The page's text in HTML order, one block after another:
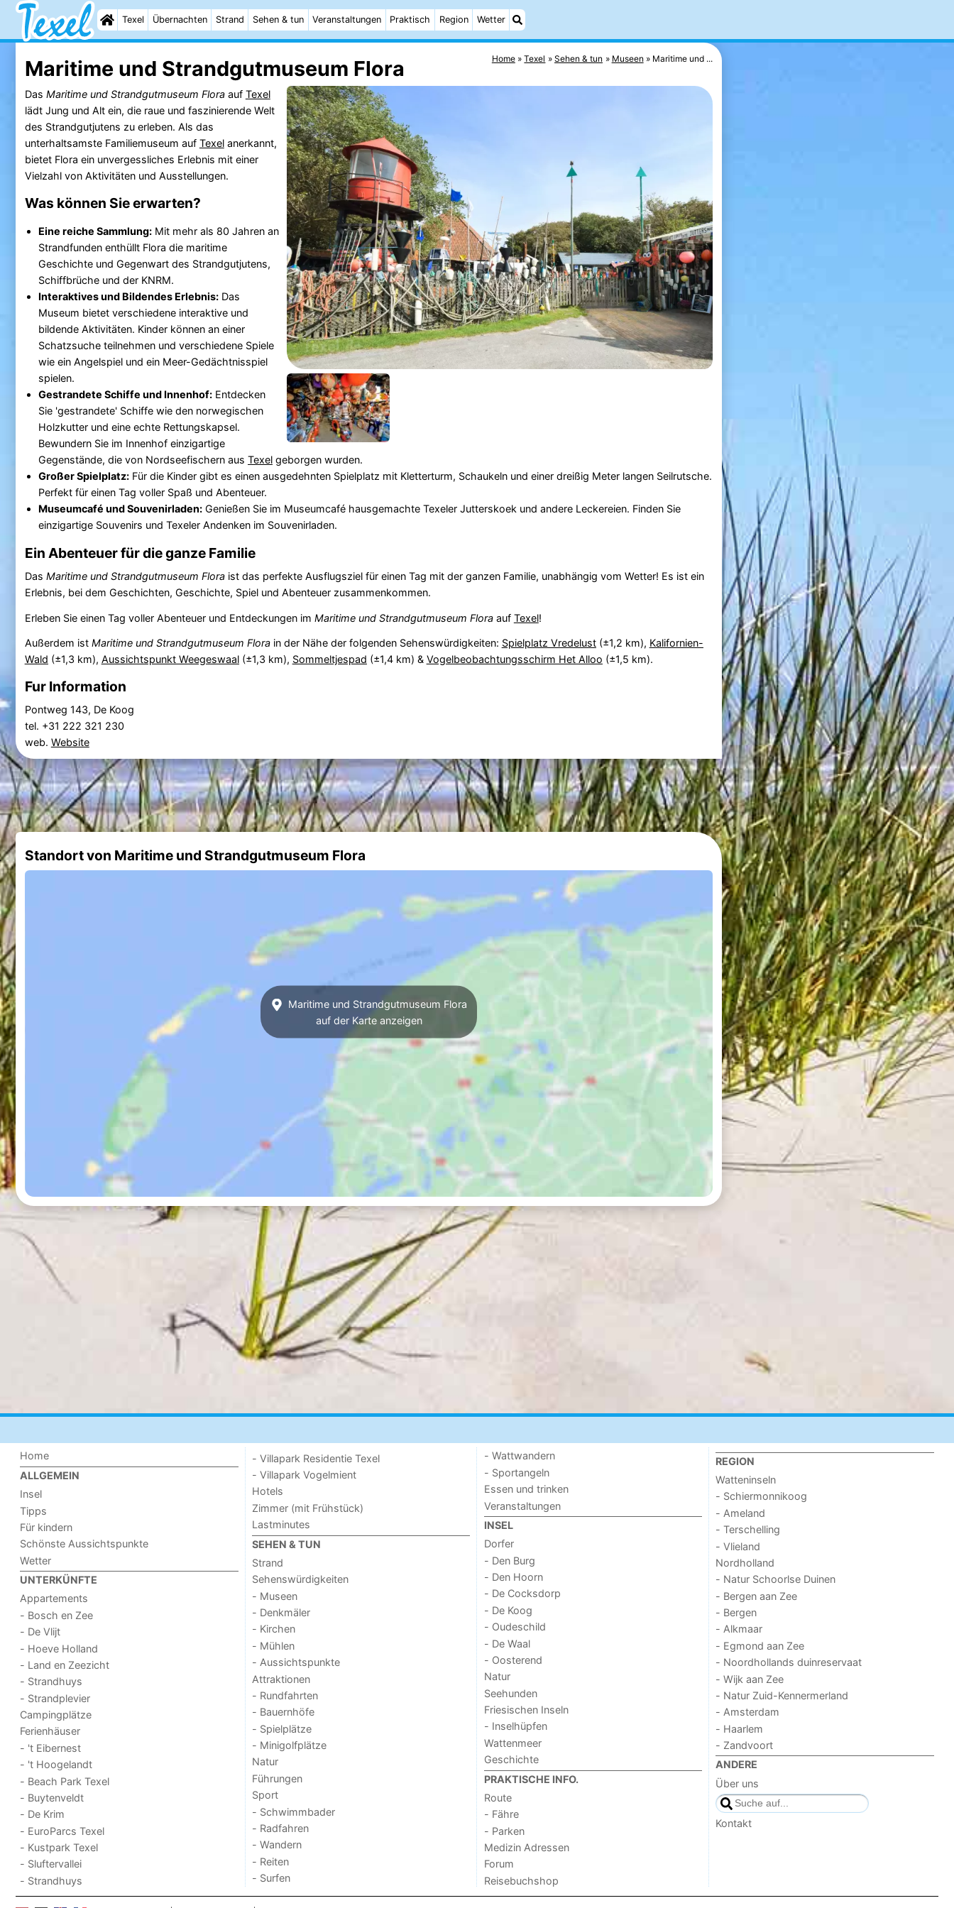
Texel Übernachten Strand Sehen & tun Veranstaltungen Praktisch Region Wetter
Home Texel Sehen & tun Museen Maritime und ...
Maritime und Strandgutmuseum Flora
Das Maritime und Strandgutmuseum Floraauf Texel
lädt Jung und Alt ein, die raue und faszinierende Welt
des Strandgutjutens zu erleben. Als das
unterhaltsamste Familiemuseum auf Texelanerkannt,
bietet Flora ein unvergessliches Erlebnis mit einer
Vielzahl von Aktivitäten und Ausstellungen.
Was können Sie erwarten?
Eine reiche Sammlung:Mit mehr als 80 Jahren an
Strandfunden enthüllt Flora die maritime
Geschichte und Gegenwart des Strandgutjutens,
Schiffbrüche und der KNRM.
Interaktives und Bildendes Erlebnis:Das
Museum bietet verschiedene interaktive und
bildende Aktivitäten. Kinder können an einer
Schatzsuche teilnehmen und verschiedene Spiele
wie ein Angelspiel und ein Meer-Gedächtnisspiel
spielen.
Gestrandete Schiffe und Innenhof:Entdecken
Sie 'gestrandete' Schiffe wie den norwegischen
Holzkutter und eine echte Rettungskapsel.
Bewundern Sie im Innenhof einzigartige
Gegenstände, die von Nordseefischern aus Texelgeborgen wurden.
Großer Spielplatz:Für die Kinder gibt es einen ausgedehnten Spielplatz mit Kletterturm, Schaukeln und einer dreißig Meter langen Seilrutsche.
Perfekt für einen Tag voller Spaß und Abenteuer.
Museumcafé und Souvenirladen:Genießen Sie im Museumcafé hausgemachte Texeler Jutterskoek und andere Leckereien. Finden Sie
einzigartige Souvenirs und Texeler Andenken im Souvenirladen.
Ein Abenteuer für die ganze Familie
Das Maritime und Strandgutmuseum Floraist das perfekte Ausflugsziel für einen Tag mit der ganzen Familie, unabhängig vom Wetter! Es ist ein
Erlebnis, bei dem Geschichten, Geschichte, Spiel und Abenteuer zusammenkommen.
Erleben Sie einen Tag voller Abenteuer und Entdeckungen im Maritime und Strandgutmuseum Floraauf Texel!
Außerdem ist Maritime und Strandgutmuseum Florain der Nähe der folgenden Sehenswürdigkeiten: Spielplatz Vredelust(±1,2 km), Kalifornien-
Wald (±1,3 km), Aussichtspunkt Weegeswaal(±1,3 km), Sommeltjespad (±1,4 km) & Vogelbeobachtungsschirm Het Alloo (±1,5 km).
Fur Information
Pontweg 143, De Koog
tel. +31 222 321 230
web. Website
Standort von Maritime und Strandgutmuseum Flora
Maritime und Strandgutmuseum Flora
auf der Karte anzeigen
Home
ALLGEMEIN
Insel
Tipps
Für kindern
Schönste Aussichtspunkte
Wetter
UNTERKÜNFTE
Appartements
- Bosch en Zee
- De Vlijt
- Hoeve Holland
- Land en Zeezicht
- Strandhuys
- Strandplevier
Campingplätze
Ferienhäuser
- 't Eibernest
- 't Hoogelandt
- Beach Park Texel
- Buytenveldt
- De Krim
- EuroParcs Texel
- Kustpark Texel
- Sluftervallei
- Strandhuys
- Villapark Residentie Texel
- Villapark Vogelmient
Hotels
Zimmer (mit Frühstück)
Lastminutes
SEHEN & TUN
Strand
Sehenswürdigkeiten
- Museen
- Denkmäler
- Kirchen
- Mühlen
- Aussichtspunkte
Attraktionen
- Rundfahrten
- Bauernhöfe
- Spielplätze
- Minigolfplätze
Natur
Führungen
Sport
- Schwimmbader
- Radfahren
- Wandern
- Reiten
- Surfen
- Wattwandern
- Sportangeln
Essen und trinken
Veranstaltungen
INSEL
Dorfer
- Den Burg
- Den Hoorn
- De Cocksdorp
- De Koog
- Oudeschild
- De Waal
- Oosterend
Natur
Seehunden
Friesischen Inseln
- Inselhüpfen
Wattenmeer
Geschichte
PRAKTISCHE INFO.
Route
- Fähre
- Parken
Medizin Adressen
Forum
Reisebuchshop
REGION
Watteninseln
- Schiermonnikoog
- Ameland
- Terschelling
- Vlieland
Nordholland
- Natur Schoorlse Duinen
- Bergen aan Zee
- Bergen
- Alkmaar
- Egmond aan Zee
- Noordhollands duinreservaat
- Wijk aan Zee
- Natur Zuid-Kennermerland
- Amsterdam
- Haarlem
- Zandvoort
ANDERE
Über uns
Kontakt